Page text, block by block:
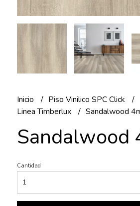
Inicio
Piso Vinilico SPC Click
Linea Timberlux
Sandalwood
Sandalwood
Cantidad